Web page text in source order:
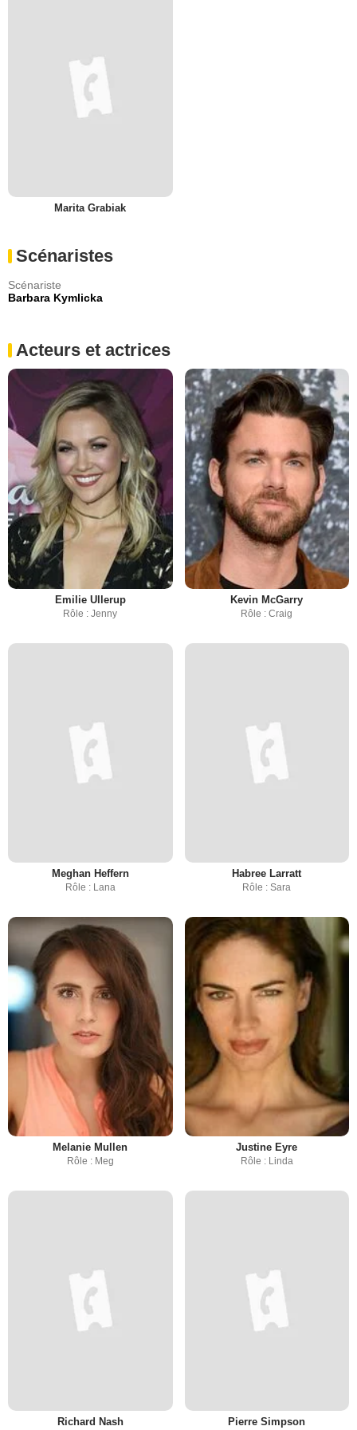
Marita Grabiak
Scénaristes
Scénariste
Barbara Kymlicka
Acteurs et actrices
Emilie Ullerup
Rôle : Jenny
Kevin McGarry
Rôle : Craig
Meghan Heffern
Rôle : Lana
Habree Larratt
Rôle : Sara
Melanie Mullen
Rôle : Meg
Justine Eyre
Rôle : Linda
Richard Nash Pierre Simpson